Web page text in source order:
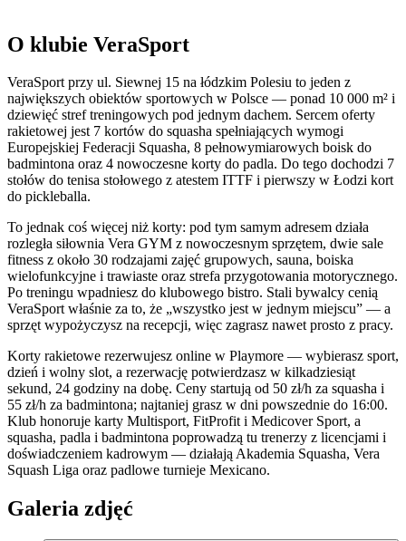
O klubie VeraSport
VeraSport przy ul. Siewnej 15 na łódzkim Polesiu to jeden z
największych obiektów sportowych w Polsce — ponad 10 000 m² i
dziewięć stref treningowych pod jednym dachem. Sercem oferty
rakietowej jest 7 kortów do squasha spełniających wymogi
Europejskiej Federacji Squasha, 8 pełnowymiarowych boisk do
badmintona oraz 4 nowoczesne korty do padla. Do tego dochodzi 7
stołów do tenisa stołowego z atestem ITTF i pierwszy w Łodzi kort
do pickleballa.
To jednak coś więcej niż korty: pod tym samym adresem działa
rozległa siłownia Vera GYM z nowoczesnym sprzętem, dwie sale
fitness z około 30 rodzajami zajęć grupowych, sauna, boiska
wielofunkcyjne i trawiaste oraz strefa przygotowania motorycznego.
Po treningu wpadniesz do klubowego bistro. Stali bywalcy cenią
VeraSport właśnie za to, że „wszystko jest w jednym miejscu” — a
sprzęt wypożyczysz na recepcji, więc zagrasz nawet prosto z pracy.
Korty rakietowe rezerwujesz online w Playmore — wybierasz sport,
dzień i wolny slot, a rezerwację potwierdzasz w kilkadziesiąt
sekund, 24 godziny na dobę. Ceny startują od 50 zł/h za squasha i
55 zł/h za badmintona; najtaniej grasz w dni powszednie do 16:00.
Klub honoruje karty Multisport, FitProfit i Medicover Sport, a
squasha, padla i badmintona poprowadzą tu trenerzy z licencjami i
doświadczeniem kadrowym — działają Akademia Squasha, Vera
Squash Liga oraz padlowe turnieje Mexicano.
Galeria zdjęć